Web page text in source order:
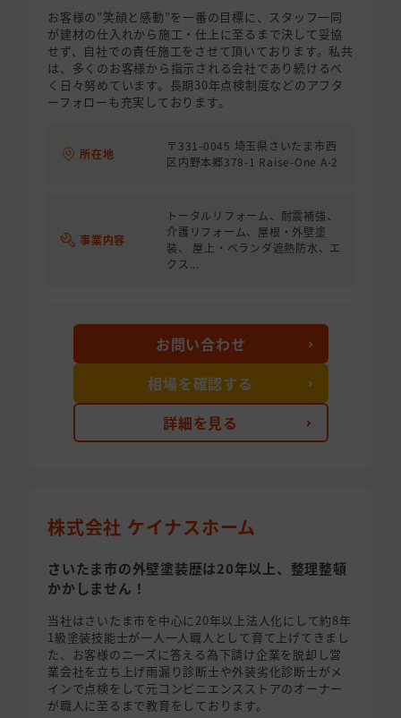
お客様の”笑顔と感動”を一番の目標に、スタッフ一同
が建材の仕入れから施工・仕上に至るまで決して妥協
せず、自社での責任施工をさせて頂いております。私共
は、多くのお客様から指示される会社であり続けるべ
く日々努めています。長期30年点検制度などのアフタ
ーフォローも充実しております。
所在地
〒331-0045 埼玉県さいたま市西
区内野本郷378-1 Raise-One A-2
事業内容
トータルリフォーム、耐震補強、
介護リフォーム、屋根・外壁塗
装、 屋上・ベランダ遮熱防水、エ
クス...
詳細を見る
お問い合わせ
相場を確認する
株式会社 ケイナスホーム
さいたま市の外壁塗装歴は20年以上、整理整頓
かかしません！
当社はさいたま市を中心に20年以上法人化にして約8年
1級塗装技能士が一人一人職人として育て上げてきまし
た、お客様のニーズに答える為下請け企業を脱却し営
業会社を立ち上げ雨漏り診断士や外装劣化診断士がメ
インで点検をして元コンビニエンスストアのオーナー
が職人に至るまで教育をしております。